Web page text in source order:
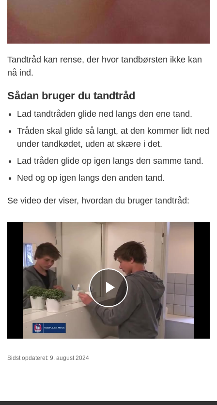
Tandtråd kan rense, der hvor tandbørsten ikke kan
nå ind.
Sådan bruger du tandtråd
Lad tandtråden glide ned langs den ene tand.
Tråden skal glide så langt, at den kommer lidt ned
under tandkødet, uden at skære i det.
Lad tråden glide op igen langs den samme tand.
Ned og op igen langs den anden tand.
Se video der viser, hvordan du bruger tandtråd:
Sidst opdateret: 9. august 2024